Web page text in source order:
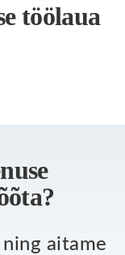
töölaua
aitame